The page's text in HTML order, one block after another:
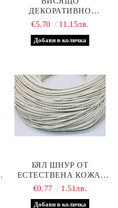
ДЕКОРАТИВНО
АНГЕЛЧЕ С БЯЛА
ФИГУРКА ЗА
€5.70 11.15лв.
БЯЛ ШНУР ОТ
ЕСТЕСТВЕНА КОЖА,
ШИРИНА 2 ММ.
€0.77 1.51лв.